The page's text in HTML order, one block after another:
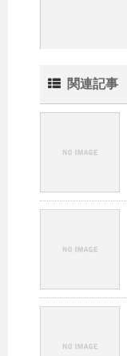
関連記事